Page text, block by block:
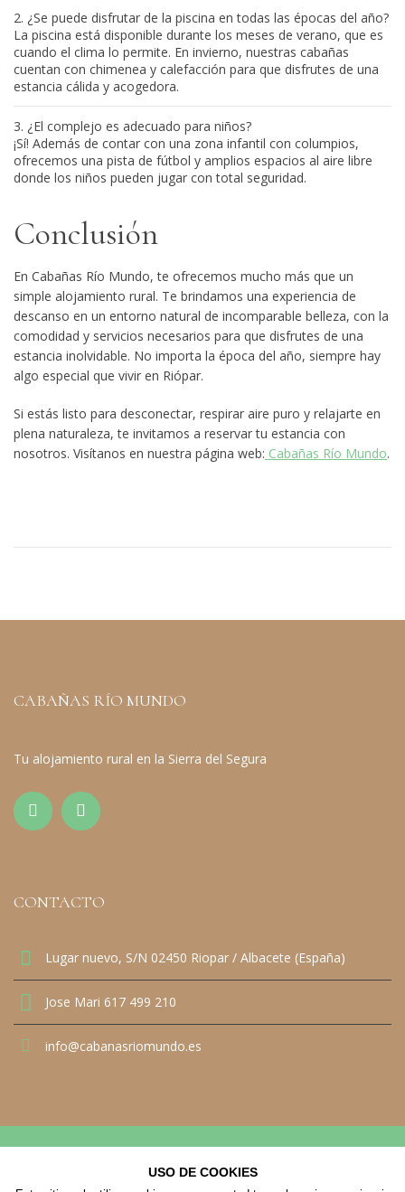
¿Se puede disfrutar de la piscina en todas las épocas del año?
La piscina está disponible durante los meses de verano, que es
cuando el clima lo permite. En invierno, nuestras cabañas
cuentan con chimenea y calefacción para que disfrutes de una
estancia cálida y acogedora.
¿El complejo es adecuado para niños?
¡Sí! Además de contar con una zona infantil con columpios,
ofrecemos una pista de fútbol y amplios espacios al aire libre
donde los niños pueden jugar con total seguridad.
Conclusión
En Cabañas Río Mundo, te ofrecemos mucho más que un
simple alojamiento rural. Te brindamos una experiencia de
descanso en un entorno natural de incomparable belleza, con la
comodidad y servicios necesarios para que disfrutes de una
estancia inolvidable. No importa la época del año, siempre hay
algo especial que vivir en Riópar.
Si estás listo para desconectar, respirar aire puro y relajarte en
plena naturaleza, te invitamos a reservar tu estancia con
nosotros. Visítanos en nuestra página web: Cabañas Río Mundo.
CABAÑAS RÍO MUNDO
Tu alojamiento rural en la Sierra del Segura
CONTACTO
Lugar nuevo, S/N 02450 Riopar / Albacete (España)
Jose Mari 617 499 210
info@cabanasriomundo.es
© 2021 Cabañas Río Mundo. All Rights Reserved
USO DE COOKIES